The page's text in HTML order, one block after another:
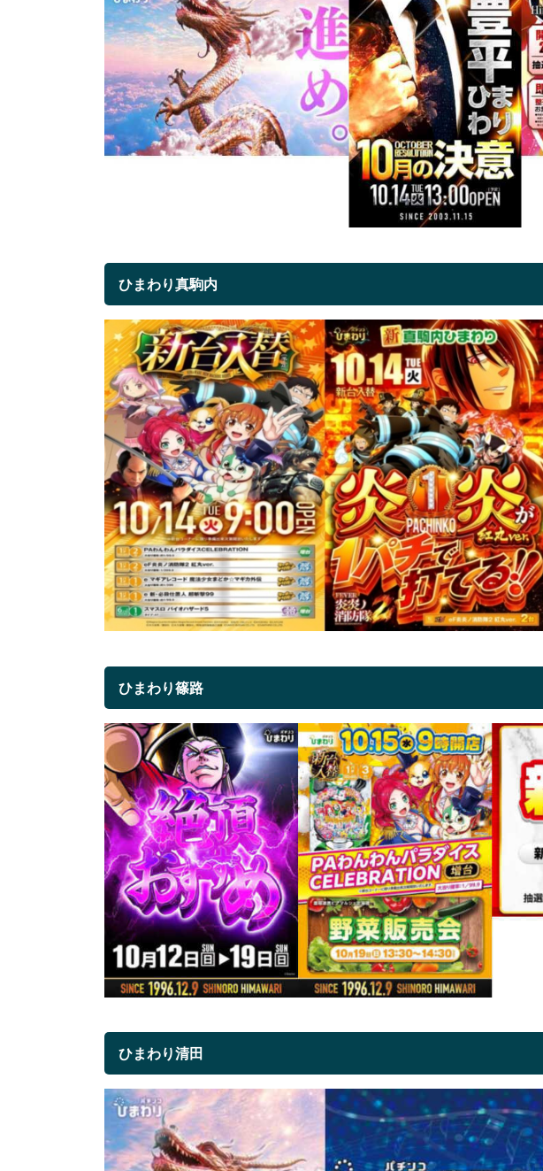
ひまわり真駒内
ひまわり篠路
ひまわり清田